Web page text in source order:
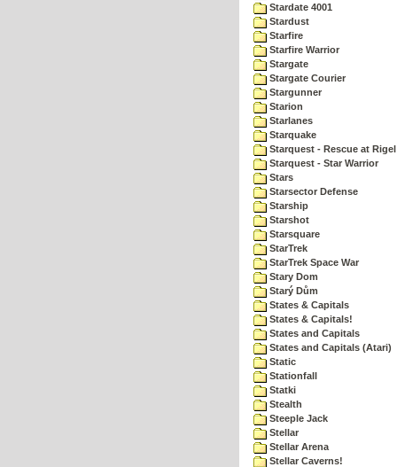
Stardate 4001
Stardust
Starfire
Starfire Warrior
Stargate
Stargate Courier
Stargunner
Starion
Starlanes
Starquake
Starquest - Rescue at Rigel
Starquest - Star Warrior
Stars
Starsector Defense
Starship
Starshot
Starsquare
StarTrek
StarTrek Space War
Stary Dom
Starý Dům
States & Capitals
States & Capitals!
States and Capitals
States and Capitals (Atari)
Static
Stationfall
Statki
Stealth
Steeple Jack
Stellar
Stellar Arena
Stellar Caverns!